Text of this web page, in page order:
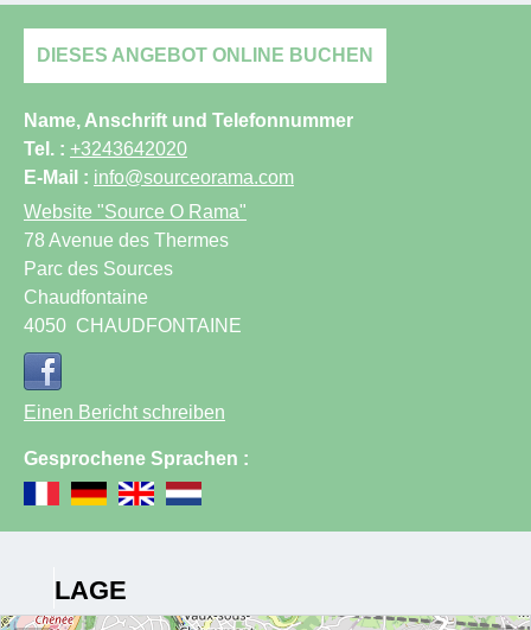
DIESES ANGEBOT ONLINE BUCHEN
Name, Anschrift und Telefonnummer
Tel. : +3243642020
E-Mail : info@sourceorama.com
Website "Source O Rama"
78 Avenue des Thermes
Parc des Sources
Chaudfontaine
4050 CHAUDFONTAINE
Einen Bericht schreiben
Gesprochene Sprachen :
LAGE